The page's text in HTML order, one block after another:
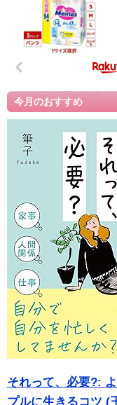
今月のおすすめ
それって、必要?:
プルに生きるコツ (